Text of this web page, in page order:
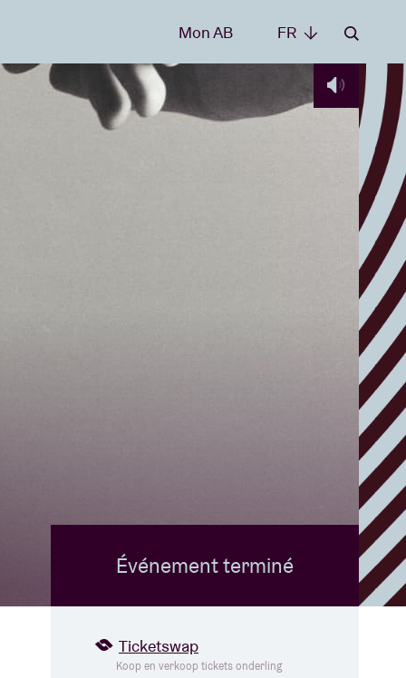
FR
Mon AB FR
Événement terminé
Ticketswap
Koop en verkoop tickets onderling